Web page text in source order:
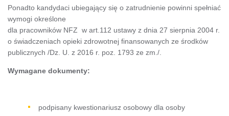
Ponadto kandydaci ubiegający się o zatrudnienie powinni spełniać
wymogi określone
dla pracowników NFZ w art.112 ustawy z dnia 27 sierpnia 2004 r.
o świadczeniach opieki zdrowotnej finansowanych ze środków
publicznych /Dz. U. z 2016 r. poz. 1793 ze zm./.
Wymagane dokumenty:
podpisany kwestionariusz osobowy dla osoby